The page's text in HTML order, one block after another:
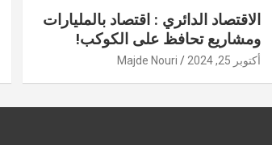
الاقتصاد الدائري : اقتصاد بالمليارات
ومشاريع تحافظ على الكوكب!
أكتوبر 25, 2024 Majde Nouri